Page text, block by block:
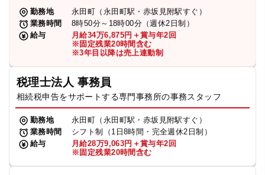
勤務地
永田町（永田町駅・赤坂見附駅すぐ）
業務時間
8時50分～18時00分（週休2日制）
給与
月給34万6,875円＋賞与年2回
※固定残業20時間含む
※3年目以降は売上連動制
税理士法人 事務員
相続税申告をサポートする専門事務所の事務スタッフ
勤務地
永田町（永田町駅・赤坂見附駅すぐ）
業務時間
シフト制（1日8時間・完全週休2日制）
給与
月給28万9,063円＋賞与年2回
※固定残業20時間含む